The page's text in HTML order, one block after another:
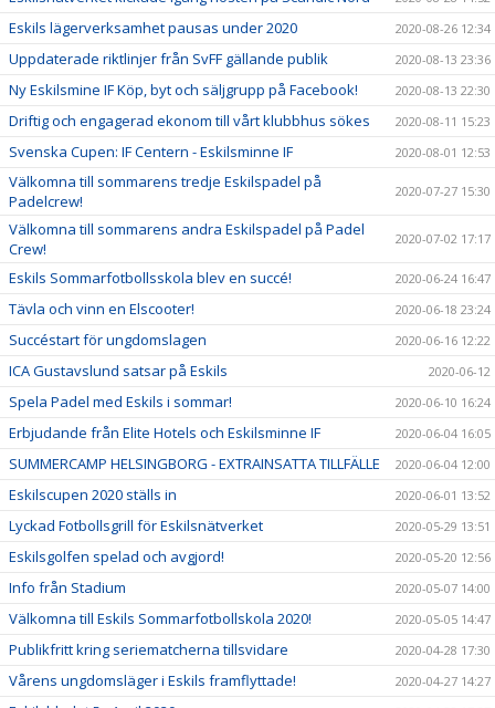
Eskils lägerverksamhet pausas under 2020 2020-08-26 12:34
Uppdaterade riktlinjer från SvFF gällande publik 2020-08-13 23:36
Ny Eskilsmine IF Köp, byt och säljgrupp på Facebook! 2020-08-13 22:30
Driftig och engagerad ekonom till vårt klubbhus sökes 2020-08-11 15:23
Svenska Cupen: IF Centern - Eskilsminne IF 2020-08-01 12:53
Välkomna till sommarens tredje Eskilspadel på
Padelcrew!
2020-07-27 15:30
Välkomna till sommarens andra Eskilspadel på Padel
Crew!
2020-07-02 17:17
Eskils Sommarfotbollsskola blev en succé! 2020-06-24 16:47
Tävla och vinn en Elscooter! 2020-06-18 23:24
Succéstart för ungdomslagen 2020-06-16 12:22
ICA Gustavslund satsar på Eskils 2020-06-12
Spela Padel med Eskils i sommar! 2020-06-10 16:24
Erbjudande från Elite Hotels och Eskilsminne IF 2020-06-04 16:05
SUMMERCAMP HELSINGBORG - EXTRAINSATTA TILLFÄLLE 2020-06-04 12:00
Eskilscupen 2020 ställs in 2020-06-01 13:52
Lyckad Fotbollsgrill för Eskilsnätverket 2020-05-29 13:51
Eskilsgolfen spelad och avgjord! 2020-05-20 12:56
Info från Stadium 2020-05-07 14:00
Välkomna till Eskils Sommarfotbollskola 2020! 2020-05-05 14:47
Publikfritt kring seriematcherna tillsvidare 2020-04-28 17:30
Vårens ungdomsläger i Eskils framflyttade! 2020-04-27 14:27